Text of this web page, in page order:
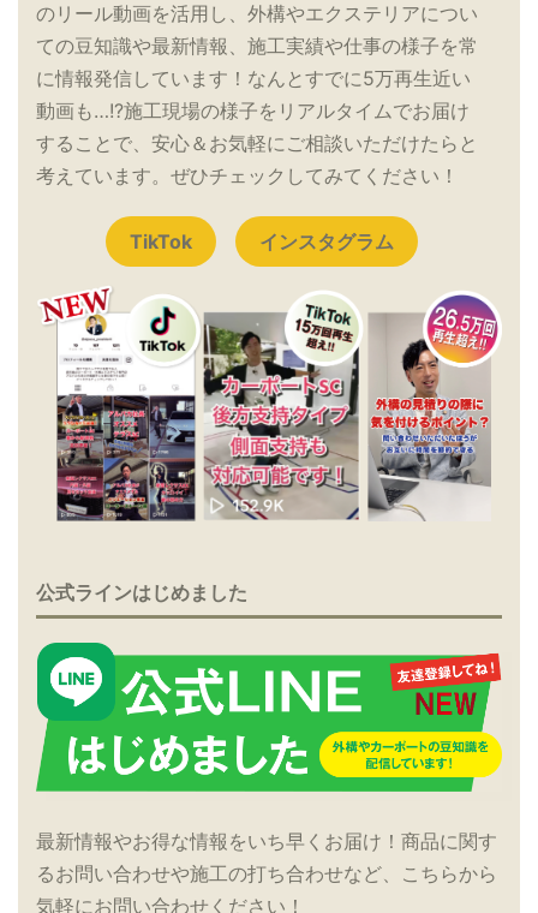
のリール動画を活用し、外構やエクステリアについ
ての豆知識や最新情報、施工実績や仕事の様子を常
に情報発信しています！なんとすでに5万再生近い
動画も…!?施工現場の様子をリアルタイムでお届け
することで、安心＆お気軽にご相談いただけたらと
考えています。ぜひチェックしてみてください！
TikTok インスタグラム
公式ラインはじめました
最新情報やお得な情報をいち早くお届け！商品に関す
るお問い合わせや施工の打ち合わせなど、こちらから
気軽にお問い合わせください！